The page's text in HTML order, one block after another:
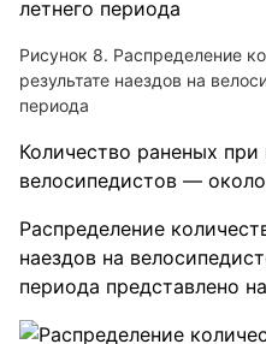
Рисунок 8. Распределение
результате наездов на
периода
Количество раненых при
велосипедистов —
Распределение
наездов на
периода представлено